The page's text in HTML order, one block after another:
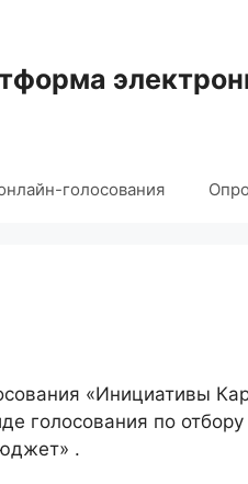
голосования
«Инициативы
голосования по
.